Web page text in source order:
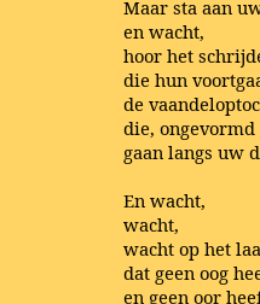
Maar sta aan
en wacht,
hoor het
die hun
de
die, ongevormd
gaan langs uw
En wacht,
wacht,
wacht op het
dat geen oog
en geen oor